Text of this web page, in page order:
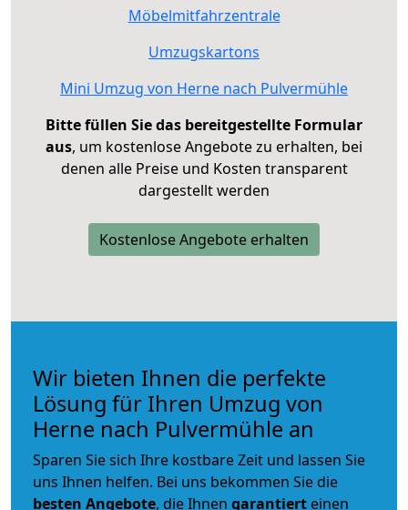
Möbelmitfahrzentrale
Umzugskartons
Mini Umzug von Herne nach Pulvermühle
Bitte füllen Sie das bereitgestellte Formular
aus, um kostenlose Angebote zu erhalten, bei
denen alle Preise und Kosten transparent
dargestellt werden
Kostenlose Angebote erhalten
Wir bieten Ihnen die perfekte
Lösung für Ihren Umzug von
Herne nach Pulvermühle an
Sparen Sie sich Ihre kostbare Zeit und lassen Sie
uns Ihnen helfen. Bei uns bekommen Sie die
besten Angebote, die Ihnen garantiert einen